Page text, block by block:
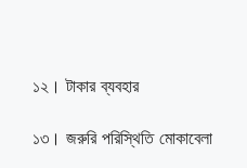
১২। টাকার ব্যবহার
১৩। জরুরি পরিস্থিতি মোকাবেলা